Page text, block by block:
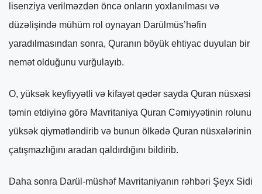
lisenziya verilməzdən öncə onların yoxlanılması və
düzəlişində mühüm rol oynayan Darülmüs’həfin
yaradılmasından sonra, Quranın böyük ehtiyac duyulan bir
nemət olduğunu vurğulayıb.
O, yüksək keyfiyyətli və kifayət qədər sayda Quran nüsxəsi
təmin etdiyinə görə Mavritaniya Quran Cəmiyyətinin rolunu
yüksək qiymətləndirib və bunun ölkədə Quran nüsxələrinin
çatışmazlığını aradan qaldırdığını bildirib.
Daha sonra Darül-müshəf Mavritaniyanın rəhbəri Şeyx Sidi